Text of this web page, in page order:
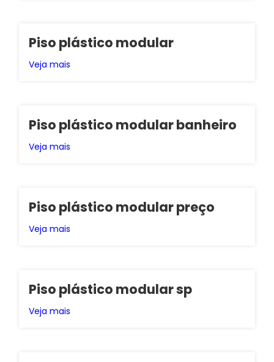
Piso plástico modular
Veja mais
Piso plástico modular banheiro
Veja mais
Piso plástico modular preço
Veja mais
Piso plástico modular sp
Veja mais